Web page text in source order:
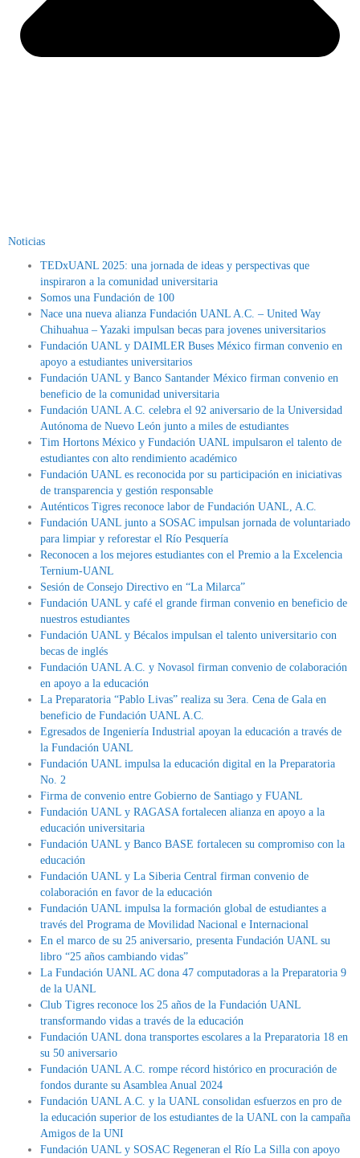
Noticias
TEDxUANL 2025: una jornada de ideas y perspectivas que
inspiraron a la comunidad universitaria
Somos una Fundación de 100
Nace una nueva alianza Fundación UANL A.C. – United Way
Chihuahua – Yazaki impulsan becas para jovenes universitarios
Fundación UANL y DAIMLER Buses México firman convenio en
apoyo a estudiantes universitarios
Fundación UANL y Banco Santander México firman convenio en
beneficio de la comunidad universitaria
Fundación UANL A.C. celebra el 92 aniversario de la Universidad
Autónoma de Nuevo León junto a miles de estudiantes
Tim Hortons México y Fundación UANL impulsaron el talento de
estudiantes con alto rendimiento académico
Fundación UANL es reconocida por su participación en iniciativas
de transparencia y gestión responsable
Auténticos Tigres reconoce labor de Fundación UANL, A.C.
Fundación UANL junto a SOSAC impulsan jornada de voluntariado
para limpiar y reforestar el Río Pesquería
Reconocen a los mejores estudiantes con el Premio a la Excelencia
Ternium-UANL
Sesión de Consejo Directivo en “La Milarca”
Fundación UANL y café el grande firman convenio en beneficio de
nuestros estudiantes
Fundación UANL y Bécalos impulsan el talento universitario con
becas de inglés
Fundación UANL A.C. y Novasol firman convenio de colaboración
en apoyo a la educación
La Preparatoria “Pablo Livas” realiza su 3era. Cena de Gala en
beneficio de Fundación UANL A.C.
Egresados de Ingeniería Industrial apoyan la educación a través de
la Fundación UANL
Fundación UANL impulsa la educación digital en la Preparatoria
No. 2
Firma de convenio entre Gobierno de Santiago y FUANL
Fundación UANL y RAGASA fortalecen alianza en apoyo a la
educación universitaria
Fundación UANL y Banco BASE fortalecen su compromiso con la
educación
Fundación UANL y La Siberia Central firman convenio de
colaboración en favor de la educación
Fundación UANL impulsa la formación global de estudiantes a
través del Programa de Movilidad Nacional e Internacional
En el marco de su 25 aniversario, presenta Fundación UANL su
libro “25 años cambiando vidas”
La Fundación UANL AC dona 47 computadoras a la Preparatoria 9
de la UANL
Club Tigres reconoce los 25 años de la Fundación UANL
transformando vidas a través de la educación
Fundación UANL dona transportes escolares a la Preparatoria 18 en
su 50 aniversario
Fundación UANL A.C. rompe récord histórico en procuración de
fondos durante su Asamblea Anual 2024
Fundación UANL A.C. y la UANL consolidan esfuerzos en pro de
la educación superior de los estudiantes de la UANL con la campaña
Amigos de la UNI
Fundación UANL y SOSAC Regeneran el Río La Silla con apoyo